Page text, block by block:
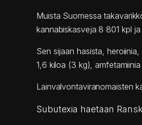
Muista Suomessa
kannabiskasveja 8 801 kpl
Sen sijaan hasista,
1,6 kiloa (3 kg),
Lainvalvontaviranomaisten
Subutexia haetaan